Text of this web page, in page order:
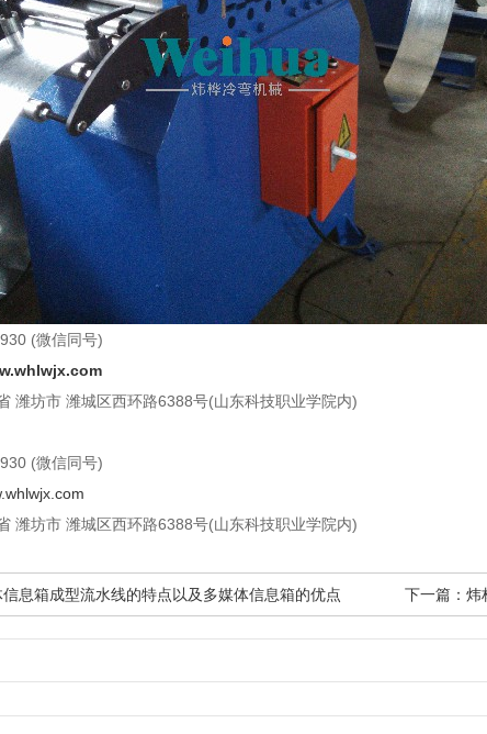
(微信同号)
潍坊市 潍城区西环路6388号(山东科技职业学院内)
(微信同号)
潍坊市 潍城区西环路6388号(山东科技职业学院内)
信息箱成型流水线的特点以及多媒体信息箱的优点 下一篇： 炜